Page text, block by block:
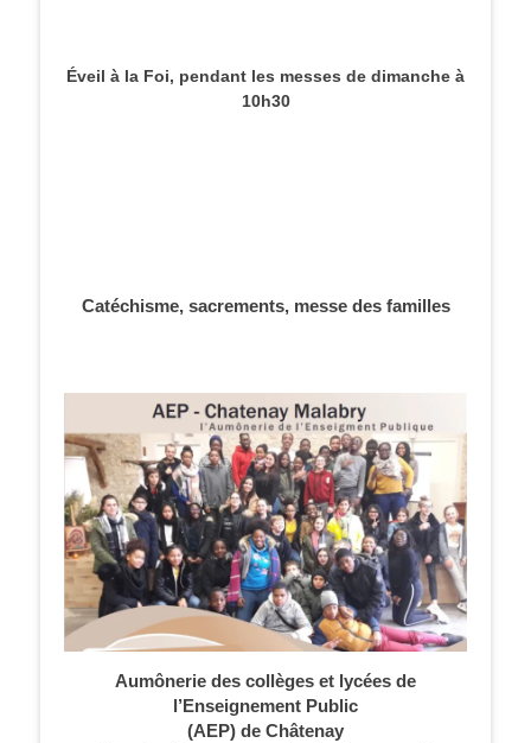
Éveil à la Foi, pendant les messes de dimanche à
10h30
Catéchisme, sacrements, messe des familles
Aumônerie des collèges et lycées de
l’Enseignement Public
(AEP) de Châtenay